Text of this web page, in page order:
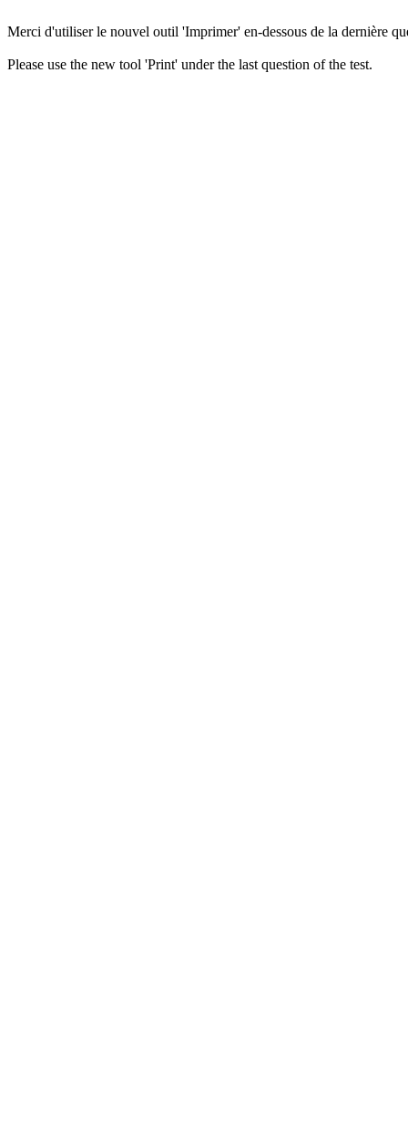
Merci d'utiliser le nouvel outil 'Imprimer' en-dessous de la dernière
Please use the new tool 'Print' under the last question of the test.